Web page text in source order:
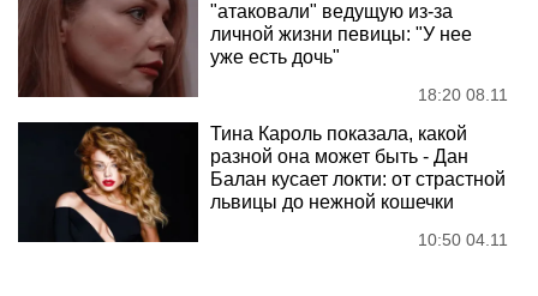
"атаковали" ведущую из-за
личной жизни певицы: "У нее
уже есть дочь"
18:20 08.11
Тина Кароль показала, какой
разной она может быть - Дан
Балан кусает локти: от страстной
львицы до нежной кошечки
10:50 04.11